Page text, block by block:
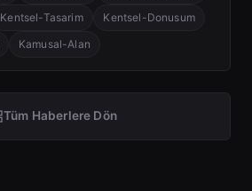
Kentsel-Tasarim
Kentsel-Donusum
Kamusal-Alan
Tüm Haberlere Dön